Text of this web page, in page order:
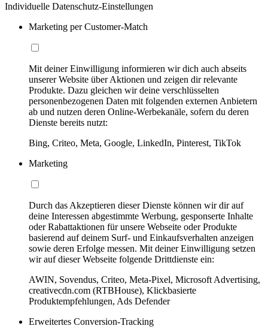
Individuelle Datenschutz-Einstellungen
Marketing per Customer-Match
Mit deiner Einwilligung informieren wir dich auch abseits
unserer Website über Aktionen und zeigen dir relevante
Produkte. Dazu gleichen wir deine verschlüsselten
personenbezogenen Daten mit folgenden externen Anbietern
ab und nutzen deren Online-Werbekanäle, sofern du deren
Dienste bereits nutzt:
Bing, Criteo, Meta, Google, LinkedIn, Pinterest, TikTok
Marketing
Durch das Akzeptieren dieser Dienste können wir dir auf
deine Interessen abgestimmte Werbung, gesponserte Inhalte
oder Rabattaktionen für unsere Webseite oder Produkte
basierend auf deinem Surf- und Einkaufsverhalten anzeigen
sowie deren Erfolge messen. Mit deiner Einwilligung setzen
wir auf dieser Webseite folgende Drittdienste ein:
AWIN, Sovendus, Criteo, Meta-Pixel, Microsoft Advertising,
creativecdn.com (RTBHouse), Klickbasierte
Produktempfehlungen, Ads Defender
Erweitertes Conversion-Tracking